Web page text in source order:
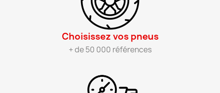
Choisissez vos pneus​
+ de 50 000 références